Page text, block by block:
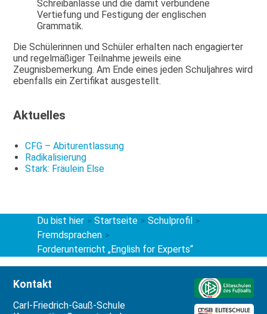
Schreibanlässe und die damit verbundene
Vertiefung und Festigung der englischen
Grammatik.
Die Schülerinnen und Schüler erhalten nach engagierter
und regelmäßiger Teilnahme jeweils eine
Zeugnisbemerkung. Am Ende eines jeden Schuljahres wird
ebenfalls ein Zertifikat ausgestellt.
Aktuelles
CFG – Abiturentlassung
Radikalisierung
Stark: Fräulein Else
Du bist hier > Startseite > Schulprofil >
Fremdsprachen >
Forderunterricht „English for Experts“
Kontakt
Carl-Friedrich-Gauß-Schule